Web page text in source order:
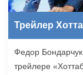
Трейлер
Федор
трейлере